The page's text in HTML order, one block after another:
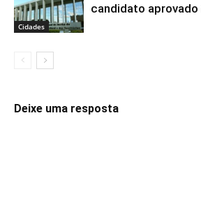
Cidades
candidato
Deixe uma resposta